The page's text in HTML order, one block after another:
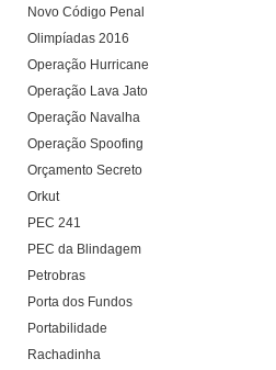
Novo Código Penal
Olimpíadas 2016
Operação Hurricane
Operação Lava Jato
Operação Navalha
Operação Spoofing
Orçamento Secreto
Orkut
PEC 241
PEC da Blindagem
Petrobras
Porta dos Fundos
Portabilidade
Rachadinha